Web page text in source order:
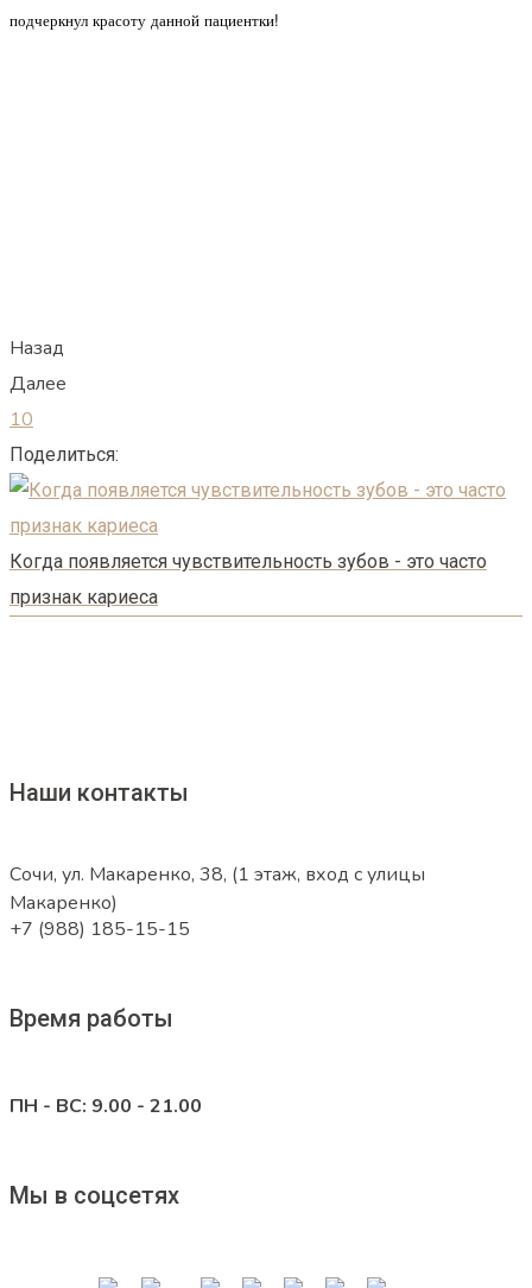
подчеркнул красоту данной пациентки!
Назад
Далее
10
Поделиться:
Когда появляется чувствительность зубов - это часто
признак кариеса
Наши контакты
Сочи, ул. Макаренко, 38, (1 этаж, вход с улицы
Макаренко)
+7 (988) 185-15-15
Время работы
ПН - ВС: 9.00 - 21.00
Мы в соцсетях